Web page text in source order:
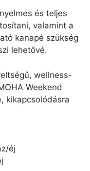
és teljes
valamint a
kanapé szükség
lehetővé.
wellness-
Weekend
kikapcsolódásra
éj